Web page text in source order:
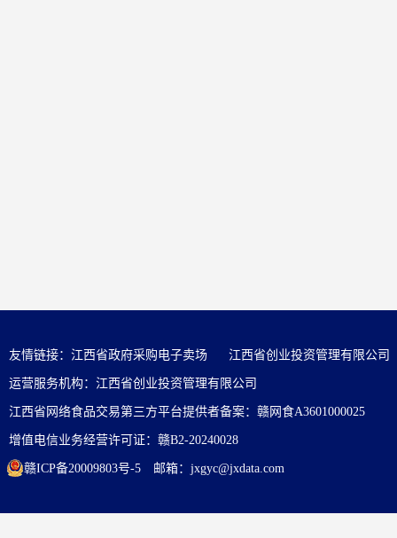
友情链接： 江西省政府采购电子卖场 江西省创业投资管理有限公司
运营服务机构：江西省创业投资管理有限公司
江西省网络食品交易第三方平台提供者备案：赣网食A3601000025
增值电信业务经营许可证：赣B2-20240028
赣ICP备20009803号-5 邮箱：jxgyc@jxdata.com